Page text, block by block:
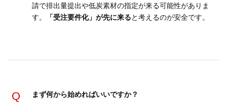
請で排出量提出や低炭素材の指定が来る可能性がありま
す。
「受注要件化」が先に来ると考えるのが安全です。
まず何から始めればいいですか？